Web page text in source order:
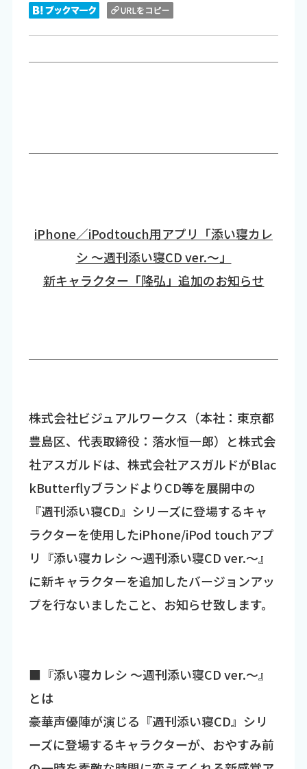
iPhone／iPodtouch用アプリ「添い寝カレ
シ ～週刊添い寝CD ver.～」
新キャラクター「隆弘」追加のお知らせ
株式会社ビジュアルワークス（本社：東京都
豊島区、代表取締役：落水恒一郎）と株式会
社アスガルドは、株式会社アスガルドがBlac
kButterflyブランドよりCD等を展開中の
『週刊添い寝CD』シリーズに登場するキャ
ラクターを使用したiPhone/iPod touchアプ
リ『添い寝カレシ ～週刊添い寝CD ver.～』
に新キャラクターを追加したバージョンアッ
プを行ないましたこと、お知らせ致します。
■『添い寝カレシ ～週刊添い寝CD ver.～』
とは
豪華声優陣が演じる『週刊添い寝CD』シリ
ーズに登場するキャラクターが、おやすみ前